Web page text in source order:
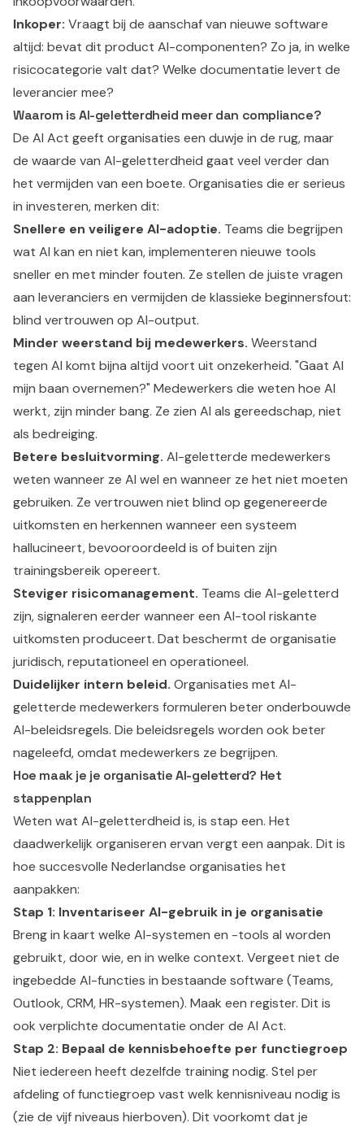
Inkoper: Vraagt bij de aanschaf van nieuwe software
altijd: bevat dit product AI-componenten? Zo ja, in welke
risicocategorie valt dat? Welke documentatie levert de
leverancier mee?
Waarom is AI-geletterdheid meer dan compliance?
De AI Act geeft organisaties een duwje in de rug, maar
de waarde van AI-geletterdheid gaat veel verder dan
het vermijden van een boete. Organisaties die er serieus
in investeren, merken dit:
Snellere en veiligere AI-adoptie. Teams die begrijpen
wat AI kan en niet kan, implementeren nieuwe tools
sneller en met minder fouten. Ze stellen de juiste vragen
aan leveranciers en vermijden de klassieke beginnersfout:
blind vertrouwen op AI-output.
Minder weerstand bij medewerkers. Weerstand
tegen AI komt bijna altijd voort uit onzekerheid. "Gaat AI
mijn baan overnemen?" Medewerkers die weten hoe AI
werkt, zijn minder bang. Ze zien AI als gereedschap, niet
als bedreiging.
Betere besluitvorming. AI-geletterde medewerkers
weten wanneer ze AI wel en wanneer ze het niet moeten
gebruiken. Ze vertrouwen niet blind op gegenereerde
uitkomsten en herkennen wanneer een systeem
hallucineert, bevooroordeeld is of buiten zijn
trainingsbereik opereert.
Steviger risicomanagement. Teams die AI-geletterd
zijn, signaleren eerder wanneer een AI-tool riskante
uitkomsten produceert. Dat beschermt de organisatie
juridisch, reputationeel en operationeel.
Duidelijker intern beleid. Organisaties met AI-
geletterde medewerkers formuleren beter onderbouwde
AI-beleidsregels. Die beleidsregels worden ook beter
nageleefd, omdat medewerkers ze begrijpen.
Hoe maak je je organisatie AI-geletterd? Het
stappenplan
Weten wat AI-geletterdheid is, is stap een. Het
daadwerkelijk organiseren ervan vergt een aanpak. Dit is
hoe succesvolle Nederlandse organisaties het
aanpakken:
Stap 1: Inventariseer AI-gebruik in je organisatie
Breng in kaart welke AI-systemen en -tools al worden
gebruikt, door wie, en in welke context. Vergeet niet de
ingebedde AI-functies in bestaande software (Teams,
Outlook, CRM, HR-systemen). Maak een register. Dit is
ook verplichte documentatie onder de AI Act.
Stap 2: Bepaal de kennisbehoefte per functiegroep
Niet iedereen heeft dezelfde training nodig. Stel per
afdeling of functiegroep vast welk kennisniveau nodig is
(zie de vijf niveaus hierboven). Dit voorkomt dat je